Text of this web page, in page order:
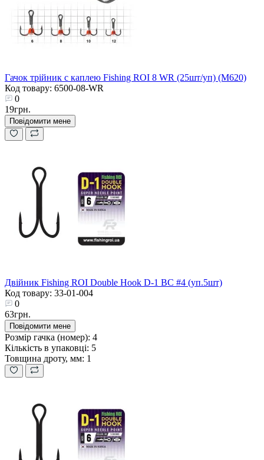
Гачок трійник с каплею Fishing ROI 8 WR (25шт/уп) (M620)
Код товару: 6500-08-WR
0
19грн.
Повідомити мене
Двійник Fishing ROI Double Hook D-1 BC #4 (уп.5шт)
Код товару: 33-01-004
0
63грн.
Повідомити мене
Розмір гачка (номер): 4
Кількість в упаковці: 5
Товщина дроту, мм: 1